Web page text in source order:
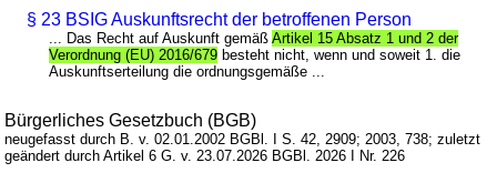
§ 23 BSIG Auskunftsrecht der betroffenen Person
... Das Recht auf Auskunft gemäßArtikel 15 Absatz 1 und 2 der
Verordnung (EU) 2016/679 besteht nicht, wenn und soweit 1. die
Auskunftserteilung die ordnungsgemäße ...
Bürgerliches Gesetzbuch (BGB)
neugefasst durch B. v. 02.01.2002 BGBl. I S. 42, 2909; 2003, 738; zuletzt
geändert durch Artikel 6 G. v. 23.07.2026 BGBl. 2026 I Nr. 226